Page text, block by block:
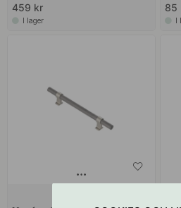
459 kr
I lager
85
I